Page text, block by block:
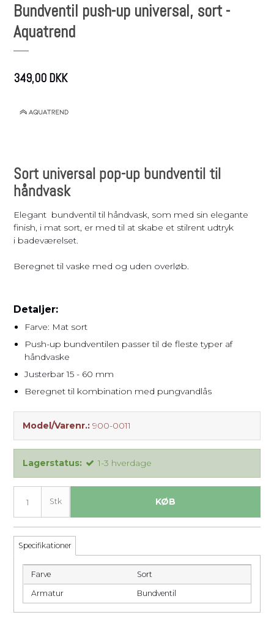
Bundventil push-up universal, sort -
Aquatrend
349,00 DKK
Sort universal pop-up bundventil til
håndvask
Elegant bundventil til håndvask, som med sin elegante
finish, i mat sort, er med til at skabe et stilrent udtryk
i badeværelset.
Beregnet til vaske med og uden overløb.
Detaljer:
Farve: Mat sort
Push-up bundventilen passer til de fleste typer af
håndvaske
Justerbar 15 - 60 mm
Beregnet til kombination med pungvandlås
Model/Varenr.: 900-0011
Lagerstatus: 1-3 hverdage
Stk KØB
Specifikationer
Farve Sort
Armatur Bundventil